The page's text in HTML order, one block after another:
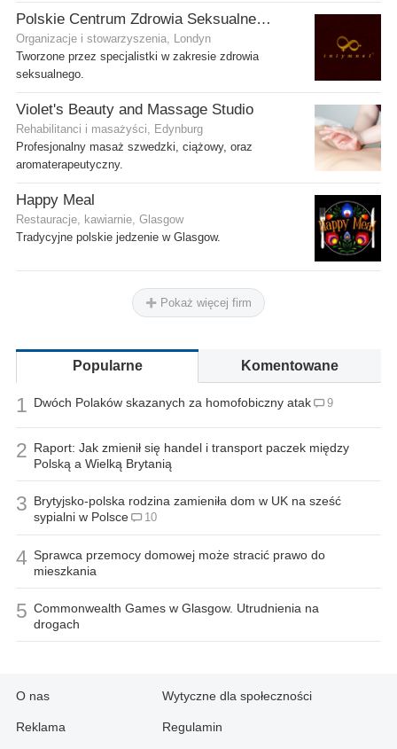
Polskie Centrum Zdrowia Seksualnego
Organizacje i stowarzyszenia, Londyn
Tworzone przez specjalistki w zakresie zdrowia
seksualnego.
Violet's Beauty and Massage Studio
Rehabilitanci i masażyści, Edynburg
Profesjonalny masaż szwedzki, ciążowy, oraz
aromaterapeutyczny.
Happy Meal
Restauracje, kawiarnie, Glasgow
Tradycyjne polskie jedzenie w Glasgow.
Pokaż więcej firm
Popularne Komentowane
1 Dwóch Polaków skazanych za homofobiczny atak 9
2 Raport: Jak zmienił się handel i transport paczek między
Polską a Wielką Brytanią
3 Brytyjsko-polska rodzina zamieniła dom w UK na sześć
sypialni w Polsce
10
4 Sprawca przemocy domowej może stracić prawo do
mieszkania
5 Commonwealth Games w Glasgow. Utrudnienia na
drogach
O nas
Reklama
Wytyczne dla społeczności
Regulamin